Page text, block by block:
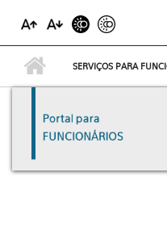
SERVIÇOS PARA